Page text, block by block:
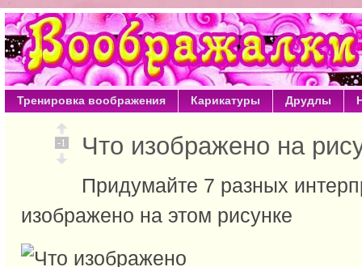
Тренировка воображения Карикатуры Друдлы
-1 Что изображено на
Придумайте 7 разных
изображено на этом рисунке